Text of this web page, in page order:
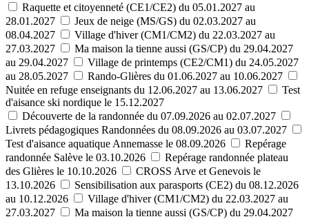
Raquette et citoyenneté (CE1/CE2) du 05.01.2027 au
28.01.2027
Jeux de neige (MS/GS) du 02.03.2027 au
08.04.2027
Village d'hiver (CM1/CM2) du 22.03.2027 au
27.03.2027
Ma maison la tienne aussi (GS/CP) du 29.04.2027
au 29.04.2027
Village de printemps (CE2/CM1) du 24.05.2027
au 28.05.2027
Rando-Glières du 01.06.2027 au 10.06.2027
Nuitée en refuge enseignants du 12.06.2027 au 13.06.2027
Test
d'aisance ski nordique le 15.12.2027
Découverte de la randonnée du 07.09.2026 au 02.07.2027
Livrets pédagogiques Randonnées du 08.09.2026 au 03.07.2027
Test d'aisance aquatique Annemasse le 08.09.2026
Repérage
randonnée Salève le 03.10.2026
Repérage randonnée plateau
des Glières le 10.10.2026
CROSS Arve et Genevois le
13.10.2026
Sensibilisation aux parasports (CE2) du 08.12.2026
au 10.12.2026
Village d'hiver (CM1/CM2) du 22.03.2027 au
27.03.2027
Ma maison la tienne aussi (GS/CP) du 29.04.2027